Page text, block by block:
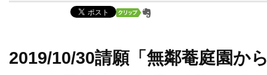
2019/10/30請願「無鄰菴庭園か